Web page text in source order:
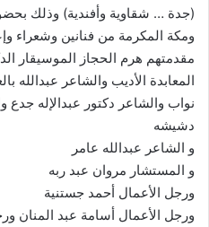
(جدة … شقاوية وأفندية) وذلك
ومكة المكرمة من فنانين وشعراء
مقدمتهم هرم الحجاز الموسيقار
المعابدة الأديب والشاعر عبدالله
نواب والشاعر دكتور عبدالإله جدع
دشيشه
و الشاعر عبدالله عامر
و المستشار مروان عبد ربه
ورجل الأعمال أحمد جستنية
ورجل الأعمال أسامة عبد المنان